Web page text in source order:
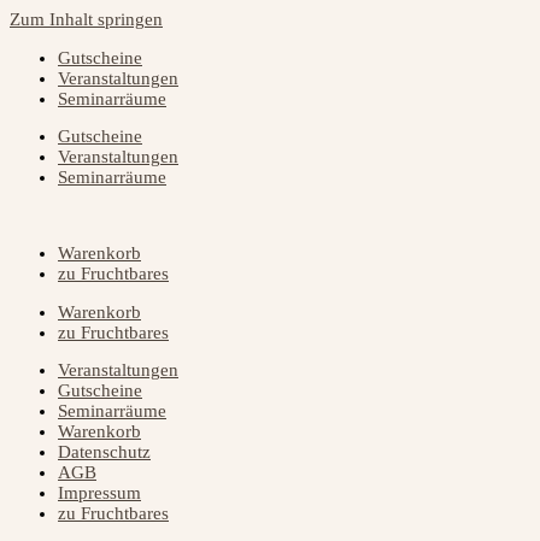
Zum Inhalt springen
Gutscheine
Veranstaltungen
Seminarräume
Gutscheine
Veranstaltungen
Seminarräume
Warenkorb
zu Fruchtbares
Warenkorb
zu Fruchtbares
Veranstaltungen
Gutscheine
Seminarräume
Warenkorb
Datenschutz
AGB
Impressum
zu Fruchtbares